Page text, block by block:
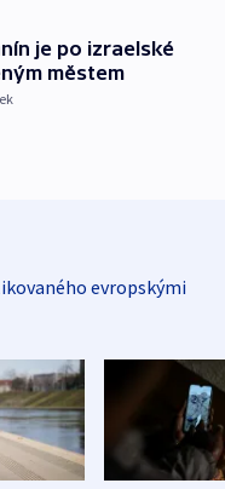
je po izraelské
městem
evropskými